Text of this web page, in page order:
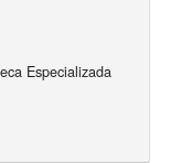
Especializada